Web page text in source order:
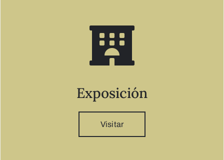
Exposición
Visitar